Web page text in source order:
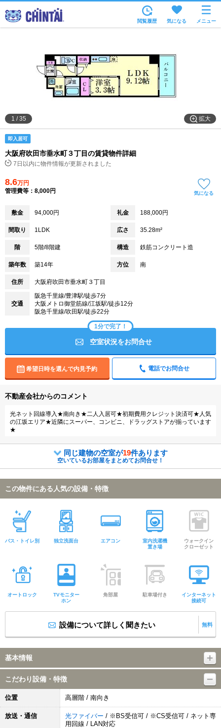
家賃相場から
通勤通学時間から
閲覧履歴 気になる メニュー
拡大
1 /35
即入居可
大阪府吹田市垂水町３丁目の賃貸物件詳細
7日以内に物件情報が更新されました
8.6万円
管理費等：8,000円
気になる
敷金 94,000円 礼金 188,000円
間取り 1LDK 広さ 35.28m²
階 5階/8階建 構造 鉄筋コンクリート造
築年数 築14年 方位 南
住所 大阪府吹田市垂水町３丁目
交通
阪急千里線/豊津駅/徒歩7分
大阪メトロ御堂筋線/江坂駅/徒歩12分
阪急千里線/吹田駅/徒歩22分
1分で完了！
空室状況をお問合せ
希望日時を選んで内見予約 電話でお問合せ
不動産会社からのコメント
光ネット回線導入★南向き★二人入居可★初期費用クレジット決済可★人気
の江坂エリア★近隣にスーパー、コンビニ、ドラッグストアが揃っています
★
同じ建物の空室が19件あります
空いているお部屋をまとめてお問合せ！
この物件にある人気の設備・特徴
バス・トイレ別 独立洗面台 エアコン
室内洗濯機
置き場
ウォークイン
クローゼット
オートロック
TVモニター
ホン
角部屋 駐車場付き
インターネット
接続可
設備について詳しく聞きたい 無料
基本情報
こだわり設備・特徴
位置 高層階 / 南向き
放送・通信 光ファイバー / ※BS受信可 / ※CS受信可 / ネット専
用回線 / LAN対応